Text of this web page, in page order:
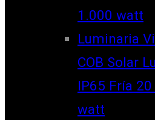
1.000 watt
Luminaria
COB Solar
IP65 Fría
watt